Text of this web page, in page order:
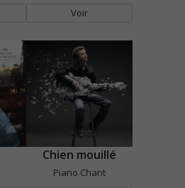
Voir
Chien mouillé
Piano Chant